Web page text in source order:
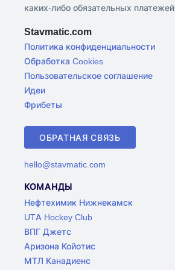
каких-либо обязательных платежей.
Stavmatic.com
Политика конфиденциальности
Обработка Cookies
Пользовательское соглашение
Идеи
Фрибеты
ОБРАТНАЯ СВЯЗЬ
hello@stavmatic.com
КОМАНДЫ
Нефтехимик Нижнекамск
UTA Hockey Club
ВПГ Джетс
Аризона Койотис
МТЛ Канадиенс